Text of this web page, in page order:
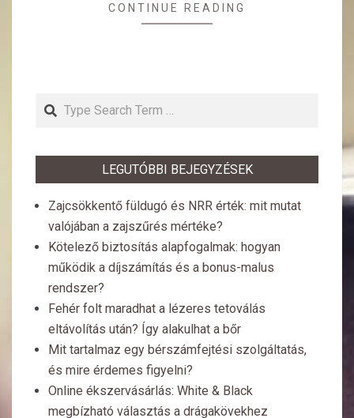
CONTINUE READING
Search
LEGUTÓBBI BEJEGYZÉSEK
Zajcsökkentő füldugó és NRR érték: mit mutat
valójában a zajszűrés mértéke?
Kötelező biztosítás alapfogalmak: hogyan
működik a díjszámítás és a bonus-malus
rendszer?
Fehér folt maradhat a lézeres tetoválás
eltávolítás után? Így alakulhat a bőr
Mit tartalmaz egy bérszámfejtési szolgáltatás,
és mire érdemes figyelni?
Online ékszervásárlás: White & Black
megbízható választás a drágakövekhez